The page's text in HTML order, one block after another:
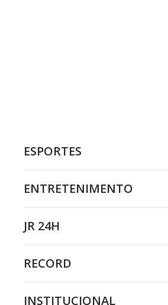
ESPORTES
ENTRETENIMENTO
JR 24H
RECORD
INSTITUCIONAL